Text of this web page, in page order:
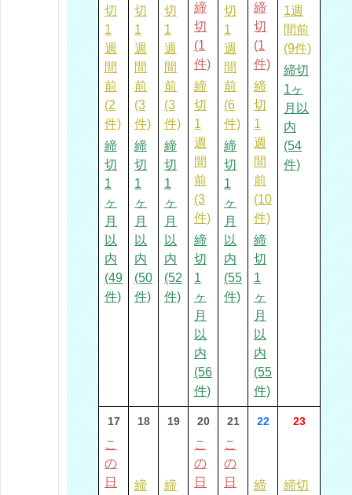
切
1
週
間
前
(2
件)
締
切
1
ヶ
月
以
内
(49
件)
切
1
週
間
前
(3
件)
締
切
1
ヶ
月
以
内
(50
件)
切
1
週
間
前
(3
件)
締
切
1
ヶ
月
以
内
(52
件)
締
切
(1
件)
締
切
1
週
間
前
(3
件)
締
切
1
ヶ
月
以
内
(56
件)
切
1
週
間
前
(6
件)
締
切
1
ヶ
月
以
内
(55
件)
締
切
(1
件)
締
切
1
週
間
前
(10
件)
締
切
1
ヶ
月
以
内
(55
件)
1週
間前
(9件)
締切
1ヶ
月以
内
(54
件)
17
こ
の
日
18
締
19
締
20
こ
の
日
21
こ
の
日
22
締
23
締切